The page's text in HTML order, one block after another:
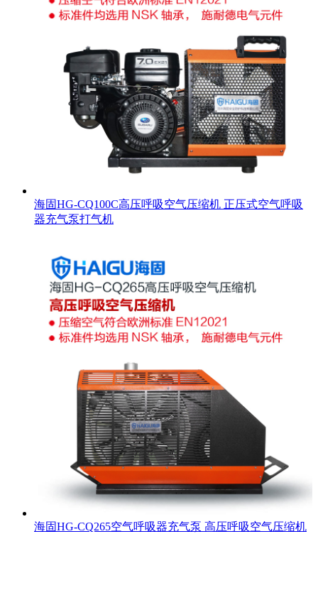
海固HG-CQ100C高压呼吸空气压缩机 正压式空气呼吸
器充气泵打气机
海固HG-CQ265空气呼吸器充气泵 高压呼吸空气压缩机